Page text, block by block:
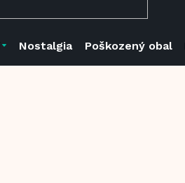
Nostalgia Poškozený obal